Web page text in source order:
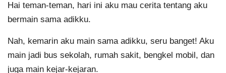
Hai teman-teman, hari ini aku mau cerita tentang aku
bermain sama adikku.
Nah, kemarin aku main sama adikku, seru banget! Aku
main jadi bus sekolah, rumah sakit, bengkel mobil, dan
juga main kejar-kejaran.